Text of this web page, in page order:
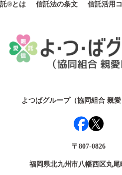
®とは 信託法の条文 信託活用
よつばグループ（協同組合 親愛
〒807-0826
福岡県北九州市八幡西区丸尾